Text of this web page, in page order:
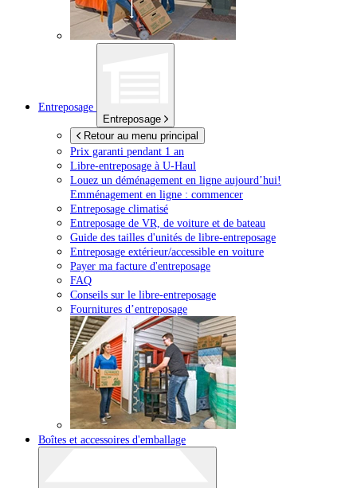
Entreposage
Entreposage
Retour au menu principal
Prix garanti pendant 1 an
Libre-entreposage à U-Haul
Louez un déménagement en ligne aujourd’hui!
Emménagement en ligne : commencer
Entreposage climatisé
Entreposage de VR, de voiture et de bateau
Guide des tailles d'unités de libre-entreposage
Entreposage extérieur/accessible en voiture
Payer ma facture d'entreposage
FAQ
Conseils sur le libre-entreposage
Fournitures d’entreposage
Boîtes et accessoires d'emballage